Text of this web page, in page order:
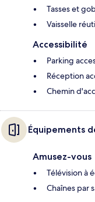
Tasses et
Vaisselle
Accessibilité
Parking
Réception
Chemin
Équipements
Amusez-vous
Télévision à
Chaînes par